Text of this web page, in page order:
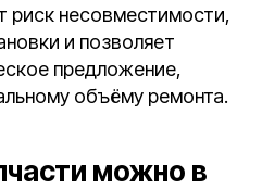
риск несовместимости,
и позволяет
предложение,
объёму ремонта.
можно в